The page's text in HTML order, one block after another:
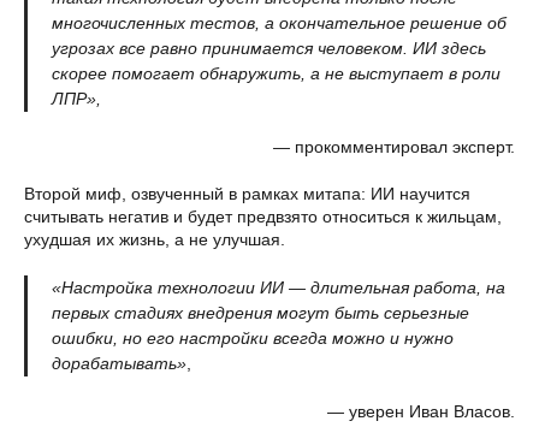
многочисленных тестов, а окончательное решение об
угрозах все равно принимается человеком. ИИ здесь
скорее помогает обнаружить, а не выступает в роли
ЛПР»,
— прокомментировал эксперт.
Второй миф, озвученный в рамках митапа: ИИ научится
считывать негатив и будет предвзято относиться к жильцам,
ухудшая их жизнь, а не улучшая.
«Настройка технологии ИИ — длительная работа, на
первых стадиях внедрения могут быть серьезные
ошибки, но его настройки всегда можно и нужно
дорабатывать»
— уверен Иван Власов.